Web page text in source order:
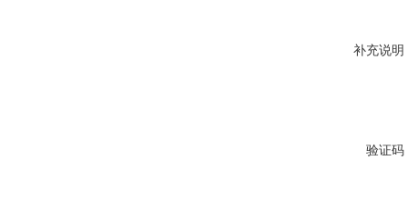
补充说明
验证码